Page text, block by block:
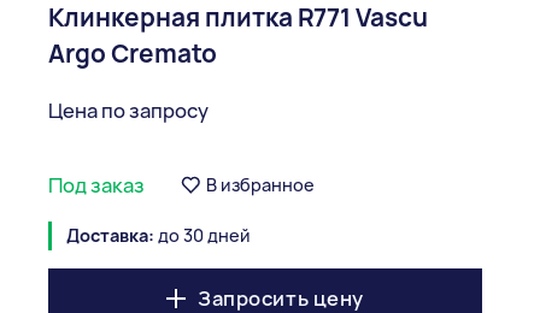
Клинкерная плитка R771 Vascu
Argo Cremato
Цена по запросу
Под заказ В избранное
Доставка: до 30 дней
Запросить цену